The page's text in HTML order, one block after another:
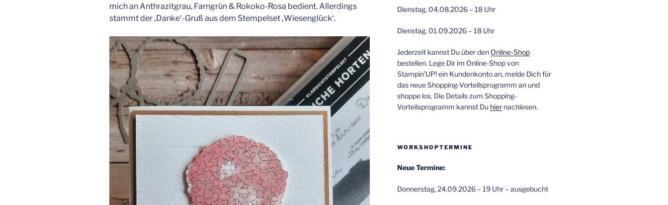
mich an Anthrazitgrau, Farngrün & Rokoko-Rosa bedient. Allerdings
stammt der ‚Danke‘-Gruß aus dem Stempelset ‚Wiesenglück‘.
Dienstag, 04.08.2026 – 18 Uhr
Dienstag, 01.09.2026 – 18 Uhr
Jederzeit kannst Du über den Online-Shop
bestellen. Lege Dir im Online-Shop von
Stampin’UP! ein Kundenkonto an, melde Dich für
das neue Shopping-Vorteilsprogramm an und
shoppe los. Die Details zum Shopping-
Vorteilsprogramm kannst Du hiernachlesen.
WORKSHOPTERMINE
Neue Termine:
Donnerstag, 24.09.2026 – 19 Uhr – ausgebucht